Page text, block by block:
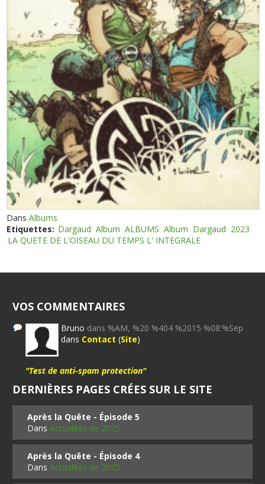
DansAlbums
Etiquettes: Dargaud Album ALBUMS Album Dargaud 2023
LA QUETE DE L'OISEAU DU TEMPS L' INTEGRALE
VOS COMMENTAIRES
Bruno dans %AM, %20 %404 %2015 %08:%Sep
dans Contact (Site)
"Test de anti-spam protection"
DERNIÈRES PAGES CRÉES SUR LE SITE
Après la Quête - Épisode 5
DansActualités de 2025
Après la Quête - Épisode 4
DansActualités de 2025